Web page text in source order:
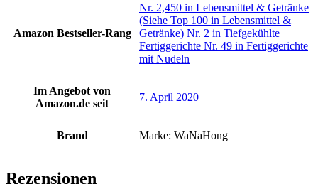
Amazon Bestseller-Rang
Nr. 2,450 in Lebensmittel & Getränke
(Siehe Top 100 in Lebensmittel &
Getränke) Nr. 2 in Tiefgekühlte
Fertiggerichte Nr. 49 in Fertiggerichte
mit Nudeln
Im Angebot von
Amazon.de seit
7. April 2020
Brand Marke: WaNaHong
Rezensionen